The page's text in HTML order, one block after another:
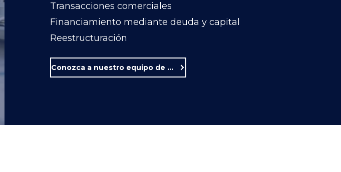
Transacciones comerciales
Financiamiento mediante deuda y capital
Reestructuración
Conozca a nuestro equipo de derecho financiero